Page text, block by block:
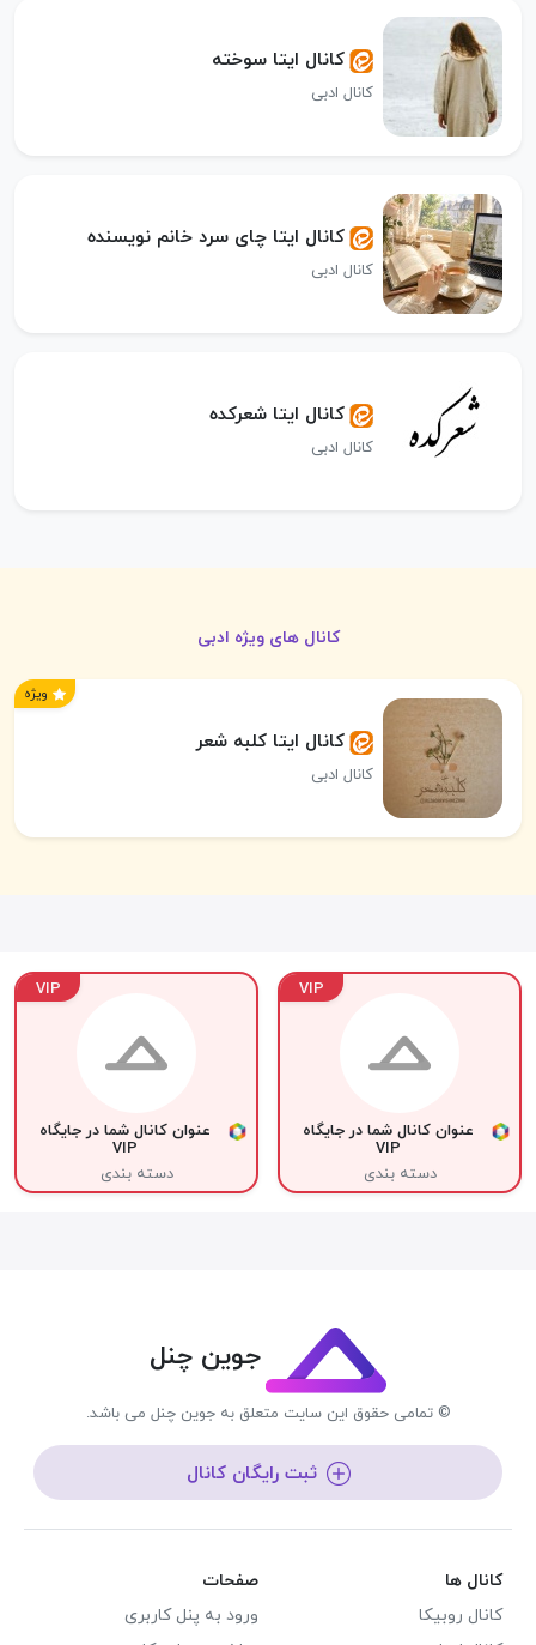
کانال ایتا سوخته
کانال ادبی
کانال ایتا چای سرد خانم نویسنده
کانال ادبی
کانال ایتا شعرکده
کانال ادبی
کانال های ویژه ادبی
ویژه
کانال ایتا کلبه شعر
کانال ادبی
VIP
عنوان کانال شما در جایگاه
VIP
دسته بندی
VIP
عنوان کانال شما در جایگاه
VIP
دسته بندی
جوین چنل
© تمامی حقوق این سایت متعلق به جوین چنل می باشد.
ثبت رایگان کانال
کانال ها
کانال روبیکا
صفحات
ورود به پنل کاربری